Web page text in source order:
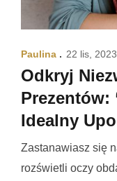
Paulina 22 lis, 2023
Odkryj
Prezentów:
Idealny
Zastanawiasz się
rozświetli oczy